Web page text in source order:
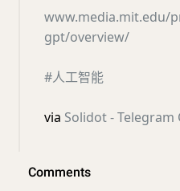
www.media.mit.edu/
gpt/overview/
#人工智能
via Solidot - Telegram